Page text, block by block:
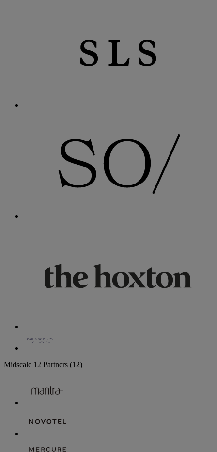
Midscale 12 Partners (12)